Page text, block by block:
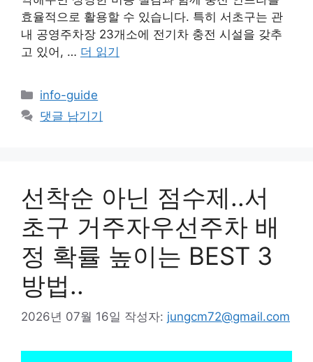
효율적으로 활용할 수 있습니다. 특히 서초구는 관
내 공영주차장 23개소에 전기차 충전 시설을 갖추
고 있어, … 더 읽기
카
테
info-guide
댓글 남기기
선착순 아닌 점수제..서
초구 거주자우선주차 배
정 확률 높이는 BEST 3
방법..
2026년 07월 16일 작성자: jungcm72@gmail.com